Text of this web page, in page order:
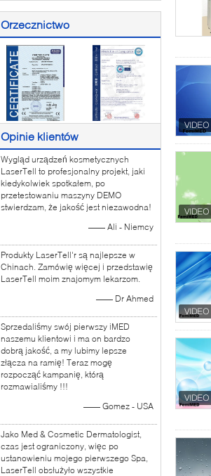
Orzecznictwo
Opinie klientów
Wygląd urządzeń kosmetycznych
LaserTell to profesjonalny projekt, jaki
kiedykolwiek spotkałem, po
przetestowaniu maszyny DEMO
stwierdzam, że jakość jest niezawodna!
—— Ali - Niemcy
Produkty LaserTell'r są najlepsze w
Chinach. Zamówię więcej i przedstawię
LaserTell moim znajomym lekarzom.
—— Dr Ahmed
Sprzedaliśmy swój pierwszy iMED
naszemu klientowi i ma on bardzo
dobrą jakość, a my lubimy lepsze
złącza na ramię! Teraz mogę
rozpocząć kampanię, którą
rozmawialiśmy !!!
—— Gomez - USA
Jako Med & Cosmetic Dermatologist,
czas jest ograniczony, więc po
ustanowieniu mojego pierwszego Spa,
LaserTell obsłużyło wszystkie